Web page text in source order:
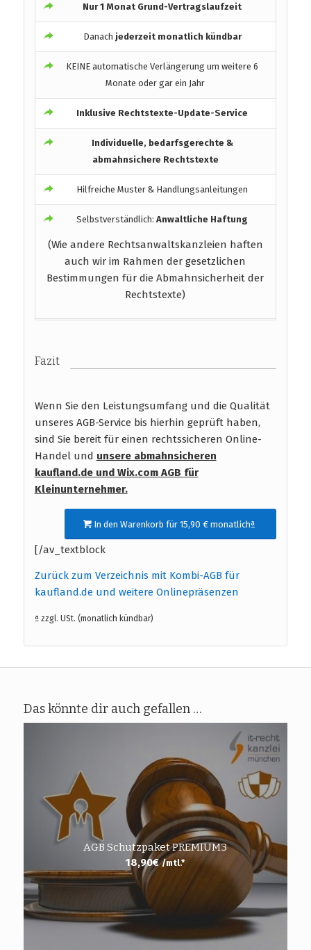
Nur 1 Monat Grund-Vertragslaufzeit
Danach jederzeit monatlich kündbar
KEINE automatische Verlängerung um weitere 6
Monate oder gar ein Jahr
Inklusive Rechtstexte-Update-Service
Individuelle, bedarfsgerechte &
abmahnsichere Rechtstexte
Hilfreiche Muster & Handlungsanleitungen
Selbstverständlich:Anwaltliche Haftung
(Wie andere Rechtsanwaltskanzleien haften
auch wir im Rahmen der gesetzlichen
Bestimmungen für die Abmahnsicherheit der
Rechtstexte)
Fazit
Wenn Sie den Leistungsumfang und die Qualität
unseres AGB-Service bis hierhin geprüft haben,
sind Sie bereit für einen rechtssicheren Online-
Handel und unsere abmahnsicheren
kaufland.de und Wix.com AGB für
Kleinunternehmer.
In den Warenkorb für 15,90 € monatlichª
[/av_textblock
Zurück zum Verzeichnis mit Kombi-AGB für
kaufland.de und weitere Onlinepräsenzen
ª zzgl. USt. (monatlich kündbar)
Das könnte dir auch gefallen …
AGB Schutzpaket PREMIUM3
18,90€ /mtl.*